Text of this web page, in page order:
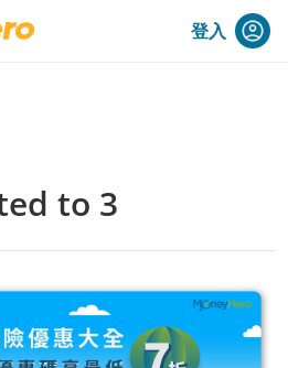
登入
to 3